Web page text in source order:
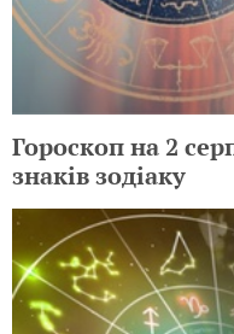
Гороскоп на 2
знаків зодіаку